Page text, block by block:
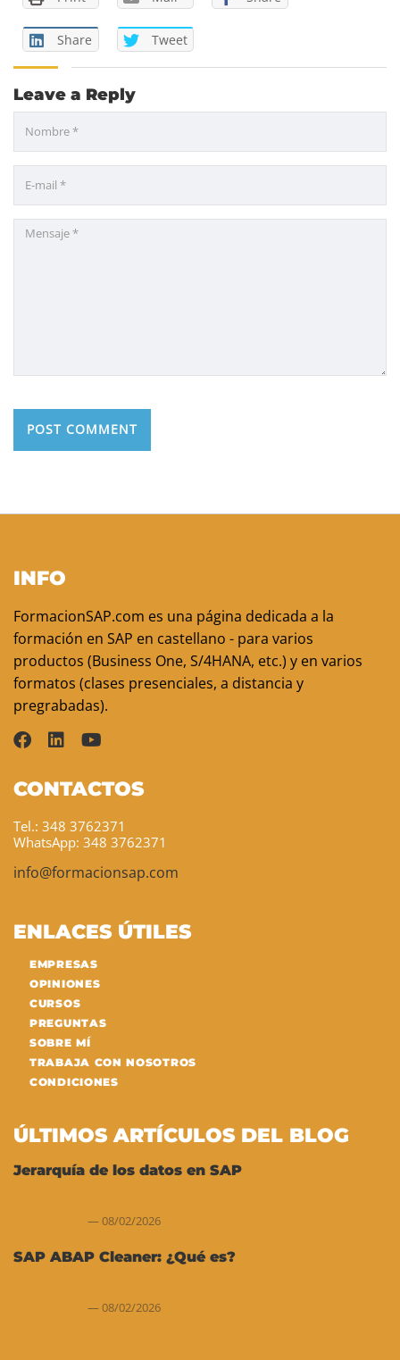
Share Tweet
Leave a Reply
INFO
FormacionSAP.com es una página dedicada a la
formación en SAP en castellano - para varios
productos (Business One, S/4HANA, etc.) y en varios
formatos (clases presenciales, a distancia y
pregrabadas).
CONTACTOS
Tel.: 348 3762371
WhatsApp: 348 3762371
info@formacionsap.com
ENLACES ÚTILES
EMPRESAS
OPINIONES
CURSOS
PREGUNTAS
SOBRE MÍ
TRABAJA CON NOSOTROS
CONDICIONES
ÚLTIMOS ARTÍCULOS DEL BLOG
Jerarquía de los datos en SAP
08/02/2026
SAP ABAP Cleaner: ¿Qué es?
08/02/2026